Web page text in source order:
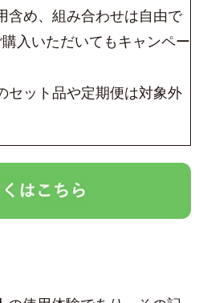
め、組み合わせは自由で
入いただいてもキャンペー
ット品や定期便は対象外